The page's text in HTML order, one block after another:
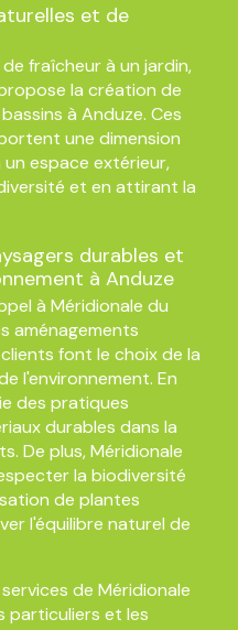
et de
fraîcheur à un jardin,
la création de
à Anduze. Ces
une dimension
espace extérieur,
et en attirant la
durables et
à Anduze
à Méridionale du
aménagements
font le choix de la
l'environnement. En
des pratiques
durables dans la
De plus, Méridionale
la biodiversité
de plantes
l'équilibre naturel de
de Méridionale
particuliers et les